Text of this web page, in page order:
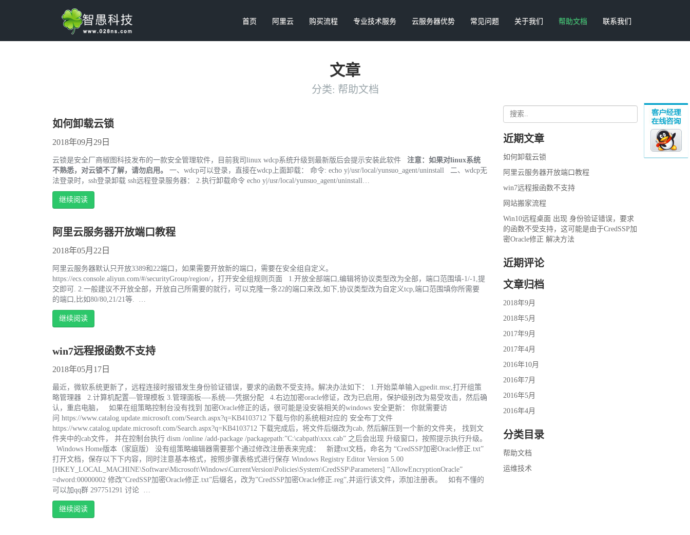
首页 阿里云 购买流程 专业技术服务 云服务器优势 常见问题 关于我们 帮助文档 联系我们
文章
分类: 帮助文档
如何卸载云锁
2018年09月29日
云锁是安全厂商椒图科技发布的一款安全管理软件，目前我司linux wdcp系统升级到最新版后会提示安装此软件 注意：如果对linux系统
不熟悉，对云锁不了解，请勿启用。
一、wdcp可以登录，直接在wdcp上面卸载： 命令: echo y|/usr/local/yunsuo_agent/uninstall 二、wdcp无
法登录时，ssh登录卸载 ssh远程登录服务器： 2.执行卸载命令 echo y|/usr/local/yunsuo_agent/uninstall…
继续阅读
阿里云服务器开放端口教程
2018年05月22日
阿里云服务器默认只开放3389和22端口，如果需要开放新的端口，需要在安全组自定义。
https://ecs.console.aliyun.com/#/securityGroup/region/，打开安全组规则页面 1.开放全部端口,编辑将协议类型改为全部，端口范围填-1/-1,提
交即可. 2.一般建议不开放全部，开放自己所需要的就行，可以克隆一条22的端口来改,如下,协议类型改为自定义tcp,端口范围填你所需要
的端口,比如80/80,21/21等. …
继续阅读
win7远程报函数不支持
2018年05月17日
最近，微软系统更新了，远程连接时报错发生身份验证错误，要求的函数不受支持。解决办法如下： 1.开始菜单输入gpedit.msc,打开组策
略管理器 2.计算机配置—管理模板 3.管理面板—-系统—-凭据分配 4.右边加密oracle修证，改为已启用，保护级别改为易受攻击，然后确
认，重启电脑， 如果在组策略控制台没有找到 加密Oracle修正的话，很可能是没安装相关的windows 安全更新： 你就需要访
问 https://www.catalog.update.microsoft.com/Search.aspx?q=KB4103712 下载与你的系统相对应的 安全布丁文件
https://www.catalog.update.microsoft.com/Search.aspx?q=KB4103712 下载完成后，将文件后缀改为cab, 然后解压到一个新的文件夹， 找到文
件夹中的cab文件， 并在控制台执行 dism /online /add-package /packagepath:”C:\cabpath\xxx.cab” 之后会出现 升级窗口，按照提示执行升级。
Windows Home版本（家庭版） 没有组策略编辑器需要那个通过修改注册表来完成： 新建txt文档，命名为 “CredSSP加密Oracle修正.txt”
打开文档，保存以下下内容，同时注意基本格式，按照步骤表格式进行保存 Windows Registry Editor Version 5.00
[HKEY_LOCAL_MACHINE\Software\Microsoft\Windows\CurrentVersion\Policies\System\CredSSP\Parameters] “AllowEncryptionOracle”
=dword:00000002 修改”CredSSP加密Oracle修正.txt”后缀名，改为”CredSSP加密Oracle修正.reg”,并运行该文件，添加注册表。 如有不懂的
可以加qq群 297751291 讨论 …
继续阅读
近期文章
如何卸载云锁
阿里云服务器开放端口教程
win7远程报函数不支持
网站搬家流程
Win10远程桌面 出现 身份验证错误，要求
的函数不受支持，这可能是由于CredSSP加
密Oracle修正 解决方法
近期评论
文章归档
2018年9月
2018年5月
2017年9月
2017年4月
2016年10月
2016年7月
2016年5月
2016年4月
分类目录
帮助文档
运维技术